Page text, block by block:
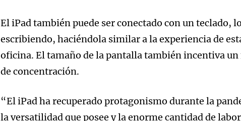
El iPad también puede ser conectado con un teclado,
escribiendo, haciéndola similar a la experiencia de
oficina. El tamaño de la pantalla también incentiva
de concentración.
“El iPad ha recuperado protagonismo durante la
la versatilidad que posee y la enorme cantidad de